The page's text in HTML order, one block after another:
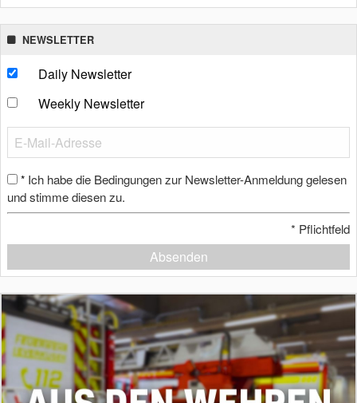
NEWSLETTER
Daily Newsletter
Weekly Newsletter
* Ich habe die Bedingungen zur Newsletter-Anmeldung gelesen
und stimme diesen zu.
* Pflichtfeld
Absenden